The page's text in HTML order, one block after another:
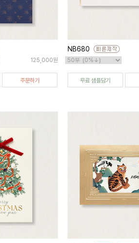
125,000원
주문하기
NB680
무료 샘플담기